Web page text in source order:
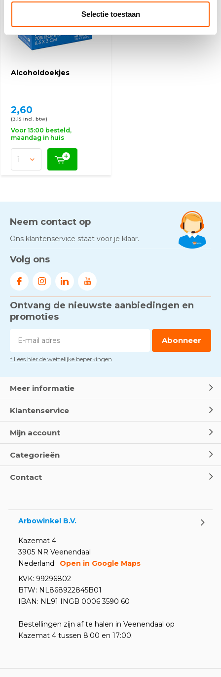
Selectie toestaan
Alcoholdoekjes
2,60
(3,15 Incl. btw)
Voor 15:00 besteld,
maandag in huis
Neem contact op
Ons klantenservice staat voor je klaar.
Volg ons
Ontvang de nieuwste aanbiedingen en
promoties
Abonneer
* Lees hier de wettelijke beperkingen
Meer informatie
Klantenservice
Mijn account
Categorieën
Contact
Arbowinkel B.V.
Kazemat 4
3905 NR Veenendaal
Nederland
Open in Google Maps
KVK: 99296802
BTW: NL868922845B01
IBAN: NL91 INGB 0006 3590 60
Bestellingen zijn af te halen in Veenendaal op
Kazemat 4 tussen 8:00 en 17:00.